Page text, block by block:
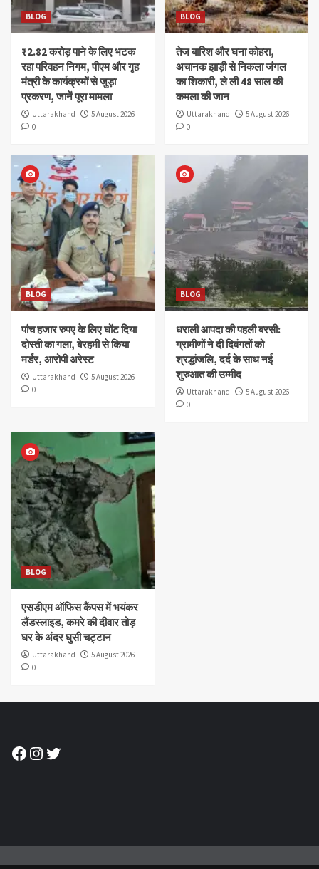
BLOG
₹2.82 करोड़ पाने के लिए भटक
रहा परिवहन निगम, पीएम और गृह
मंत्री के कार्यक्रमों से जुड़ा
प्रकरण, जानें पूरा मामला
Uttarakhand
5 August 2026
0
BLOG
तेज बारिश और घना कोहरा,
अचानक झाड़ी से निकला जंगल
का शिकारी, ले ली 48 साल की
कमला की जान
Uttarakhand
5 August 2026
0
BLOG
पांच हजार रुपए के लिए घोंट दिया
दोस्ती का गला, बेरहमी से किया
मर्डर, आरोपी अरेस्ट
Uttarakhand
5 August 2026
0
BLOG
धराली आपदा की पहली बरसी:
ग्रामीणों ने दी दिवंगतों को
श्रद्धांजलि, दर्द के साथ नई
शुरुआत की उम्मीद
Uttarakhand
5 August 2026
0
BLOG
एसडीएम ऑफिस कैंपस में भयंकर
लैंडस्लाइड, कमरे की दीवार तोड़
घर के अंदर घुसी चट्टान
Uttarakhand
5 August 2026
0
Facebook
Instagram
Twitter